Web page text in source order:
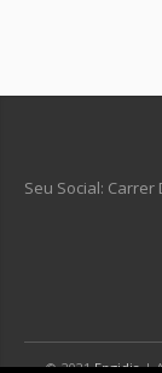
Seu Social: Carrer
© 2021Engidia|